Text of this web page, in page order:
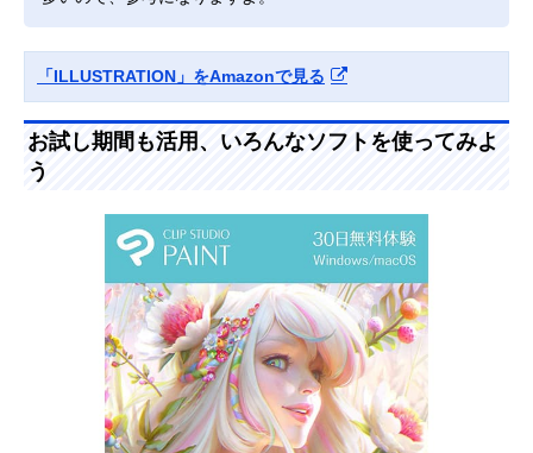
「ILLUSTRATION」をAmazonで見る
お試し期間も活用、いろんなソフトを使ってみよ
う